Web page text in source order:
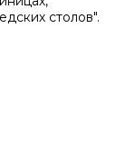
столов".